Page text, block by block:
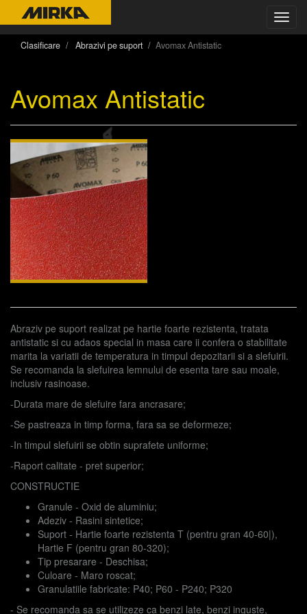
Clasificare Abrazivi pe suport Avomax Antistatic
Avomax Antistatic
Abraziv pe suport realizat pe hartie foarte rezistenta, tratata
antistatic si cu adaos special in masa care ii confera o stabilitate
marita la variatii de temperatura in timpul depozitarii si a slefuirii.
Se recomanda la slefuirea lemnului de esenta tare sau moale,
inclusiv rasinoase.
-Durata mare de slefuire fara ancrasare;
-Se pastreaza in timp forma, fara sa se deformeze;
-In timpul slefuirii se obtin suprafete uniforme;
-Raport calitate - pret superior;
CONSTRUCTIE
Granule - Oxid de aluminiu;
Adeziv - Rasini sintetice;
Suport - Hartie foarte rezistenta T (pentru gran 40-60|),
Hartie F (pentru gran 80-320);
Tip presarare - Deschisa;
Culoare - Maro roscat;
Granulatiile fabricate: P40; P60 - P240; P320
- Se recomanda sa se utilizeze ca benzi late, benzi inguste,